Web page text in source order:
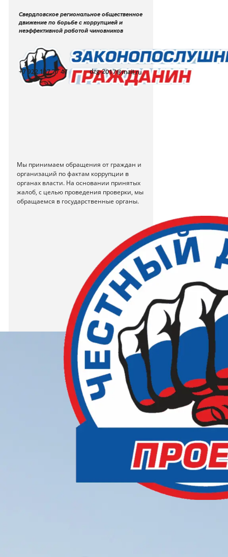
dzg-2017@mail.ru
+7 922 107 77 47
Свердловское региональное общественное
движение по борьбе с коррупцией и
неэффективной работой чиновников
Мы принимаем обращения от граждан и
организаций по фактам коррупции в
органах власти. На основании принятых
жалоб, с целью проведения проверки, мы
обращаемся в государственные органы.